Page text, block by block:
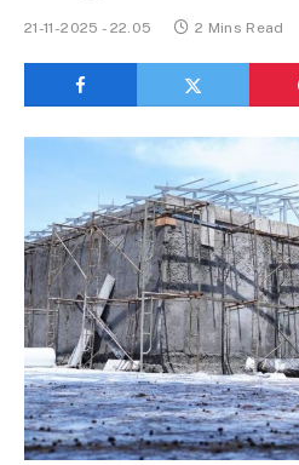
21-11-2025 - 22.05 2 Mins Read